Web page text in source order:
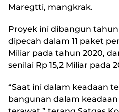
Maregtti, mangkrak.
Proyek ini dibangun tahun
dipecah dalam 11 paket
Miliar pada tahun 2020,
senilai Rp 15,2 Miliar pada
“Saat ini dalam keadaan
bangunan dalam